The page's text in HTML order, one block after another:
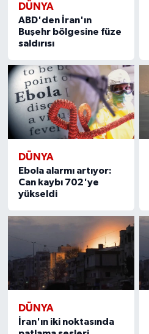
DÜNYA
ABD'den İran'ın
Buşehr bölgesine füze
saldırısı
DÜNYA
Ebola alarmı artıyor:
Can kaybı 702'ye
yükseldi
DÜNYA
İran'ın iki noktasında